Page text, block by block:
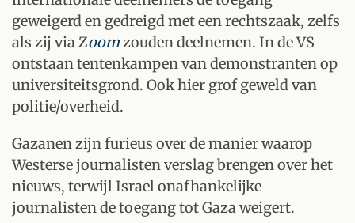
geweigerd en gedreigd met een rechtszaak, zelfs
als zij via Zoomzouden deelnemen. In de VS
ontstaan tentenkampen van demonstranten op
universiteitsgrond. Ook hier grof geweld van
politie/overheid.
Gazanen zijn furieus over de manier waarop
Westerse journalisten verslag brengen over het
nieuws, terwijl Israel onafhankelijke
journalisten de toegang tot Gaza weigert.